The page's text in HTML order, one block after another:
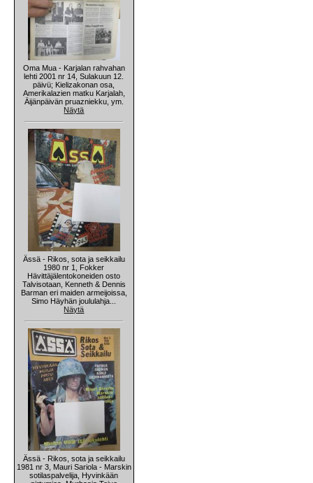
Oma Mua - Karjalan rahvahan
lehti 2001 nr 14, Sulakuun 12.
päivü; Kielizakonan osa,
Amerikalazien matku Karjalah,
Äijänpäivän pruazniekku, ym.
Näytä
Ässä - Rikos, sota ja seikkailu
1980 nr 1, Fokker
Hävittäjälentokoneiden osto
Talvisotaan, Kenneth & Dennis
Barman eri maiden armeijoissa,
Simo Häyhän joululahja...
Näytä
Ässä - Rikos, sota ja seikkailu
1981 nr 3, Mauri Sariola - Marskin
sotilaspalvelija, Hyvinkään